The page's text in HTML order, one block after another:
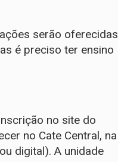
serão oferecidas
é preciso ter ensino
no site do
no Cate Central, na
digital). A unidade